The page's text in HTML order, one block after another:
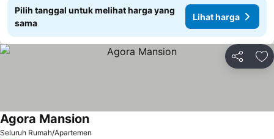
Pilih tanggal untuk melihat harga yang
sama
Lihat harga
Bagikan
Seluruh Rumah/Apartemen
Agora MansionLihat harga